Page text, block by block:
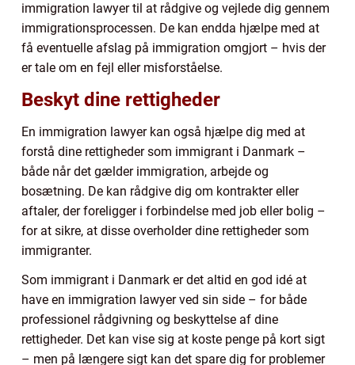
immigration lawyer til at rådgive og vejlede dig gennem
immigrationsprocessen. De kan endda hjælpe med at
få eventuelle afslag på immigration omgjort – hvis der
er tale om en fejl eller misforståelse.
Beskyt dine rettigheder
En immigration lawyer kan også hjælpe dig med at
forstå dine rettigheder som immigrant i Danmark –
både når det gælder immigration, arbejde og
bosætning. De kan rådgive dig om kontrakter eller
aftaler, der foreligger i forbindelse med job eller bolig –
for at sikre, at disse overholder dine rettigheder som
immigranter.
Som immigrant i Danmark er det altid en god idé at
have en immigration lawyer ved sin side – for både
professionel rådgivning og beskyttelse af dine
rettigheder. Det kan vise sig at koste penge på kort sigt
– men på længere sigt kan det spare dig for problemer